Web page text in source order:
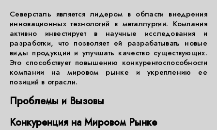
Северсталь является лидером в области внедрения
инновационных технологий в металлургии. Компания
активно инвестирует в научные исследования и
разработки, что позволяет ей разрабатывать новые
виды продукции и улучшать качество существующих.
Это способствует повышению конкурентоспособности
компании на мировом рынке и укреплению ее
позиций в отрасли.
Проблемы и Вызовы
Конкуренция на Мировом Рынке